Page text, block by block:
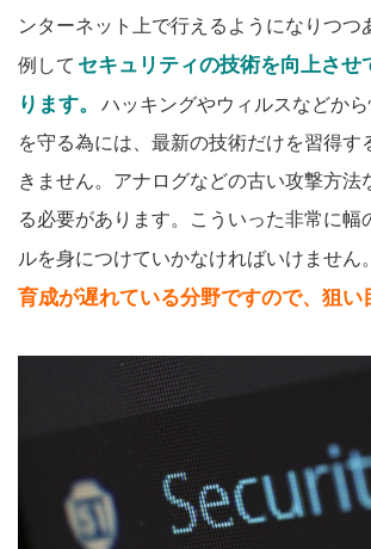
ンターネット上で行えるようになりつつ
例して セキュリティの技術を向上させ
ります。
ハッキングやウィルスなどか
を守る為には、最新の技術だけを習得す
きません。アナログなどの古い攻撃方法
る必要があります。こういった非常に幅
ルを身につけていかなければいけません。
育成が遅れている分野ですので、狙い